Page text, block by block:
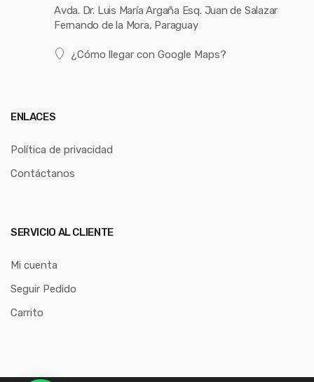
Avda. Dr. Luis María Argaña Esq. Juan de Salazar
Fernando de la Mora, Paraguay
¿Cómo llegar con Google Maps?
ENLACES
Política de privacidad
Contáctanos
SERVICIO AL CLIENTE
Mi cuenta
Seguir Pedido
Carrito